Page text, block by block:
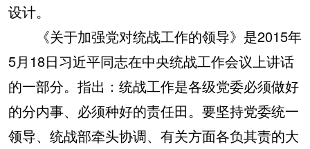
设计。
《关于加强党对统战工作的领导》是2015年
5月18日习近平同志在中央统战工作会议上讲话
的一部分。指出：统战工作是各级党委必须做好
的分内事、必须种好的责任田。要坚持党委统一
领导、统战部牵头协调、有关方面各负其责的大